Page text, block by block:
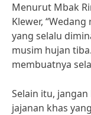
Menurut Mbak
Klewer,
yang selalu
musim hujan
membuatnya
Selain itu,
jajanan khas